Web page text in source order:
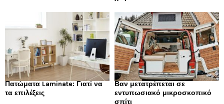
Πατώματα Laminate: Γιατί να
τα επιλέξεις
Βαν μετατρέπεται σε
εντυπωσιακό μικροσκοπικό
σπίτι